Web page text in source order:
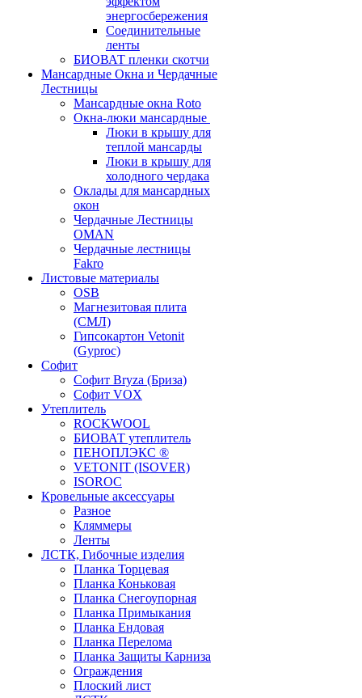
энергосбережения
Соединительные
ленты
БИОВАТ пленки скотчи
Мансардные Окна и Чердачные
Лестницы
Мансардные окна Roto
Окна-люки мансардные
Люки в крышу для
теплой мансарды
Люки в крышу для
холодного чердака
Оклады для мансардных
окон
Чердачные Лестницы
OMAN
Чердачные лестницы
Fakro
Листовые материалы
OSB
Магнезитовая плита
(СМЛ)
Гипсокартон Vetonit
(Gyproc)
Софит
Софит Bryza (Бриза)
Софит VOX
Утеплитель
ROCKWOOL
БИОВАТ утеплитель
ПЕНОПЛЭКС ®
VETONIT (ISOVER)
ISOROC
Кровельные аксессуары
Разное
Кляммеры
Ленты
ЛСТК, Гибочные изделия
Планка Торцевая
Планка Коньковая
Планка Снегоупорная
Планка Примыкания
Планка Ендовая
Планка Перелома
Планка Защиты Карниза
Ограждения
Плоский лист